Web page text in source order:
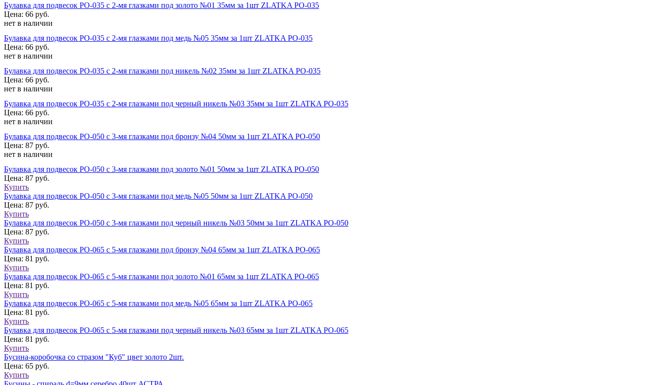
Булавка для подвесок РО-035 с 2-мя глазками под золото №01 35мм за 1шт ZLATKA РО-035
Цена: 66 руб.
нет в наличии
Булавка для подвесок РО-035 с 2-мя глазками под медь №05 35мм за 1шт ZLATKA РО-035
Цена: 66 руб.
нет в наличии
Булавка для подвесок РО-035 с 2-мя глазками под никель №02 35мм за 1шт ZLATKA РО-035
Цена: 66 руб.
нет в наличии
Булавка для подвесок РО-035 с 2-мя глазками под черный никель №03 35мм за 1шт ZLATKA РО-035
Цена: 66 руб.
нет в наличии
Булавка для подвесок РО-050 с 3-мя глазками под бронзу №04 50мм за 1шт ZLATKA РО-050
Цена: 87 руб.
нет в наличии
Булавка для подвесок РО-050 с 3-мя глазками под золото №01 50мм за 1шт ZLATKA РО-050
Цена: 87 руб.
Купить
Булавка для подвесок РО-050 с 3-мя глазками под медь №05 50мм за 1шт ZLATKA РО-050
Цена: 87 руб.
Купить
Булавка для подвесок РО-050 с 3-мя глазками под черный никель №03 50мм за 1шт ZLATKA РО-050
Цена: 87 руб.
Купить
Булавка для подвесок РО-065 с 5-мя глазками под бронзу №04 65мм за 1шт ZLATKA РО-065
Цена: 81 руб.
Купить
Булавка для подвесок РО-065 с 5-мя глазками под золото №01 65мм за 1шт ZLATKA РО-065
Цена: 81 руб.
Купить
Булавка для подвесок РО-065 с 5-мя глазками под медь №05 65мм за 1шт ZLATKA РО-065
Цена: 81 руб.
Купить
Булавка для подвесок РО-065 с 5-мя глазками под черный никель №03 65мм за 1шт ZLATKA РО-065
Цена: 81 руб.
Купить
Бусина-коробочка со стразом "Куб" цвет золото 2шт.
Цена: 65 руб.
Купить